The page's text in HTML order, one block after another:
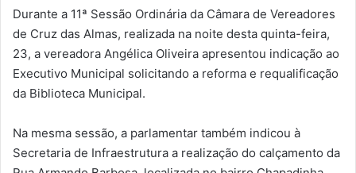
Durante a 11ª Sessão Ordinária da Câmara de Vereadores
de Cruz das Almas, realizada na noite desta quinta-feira,
23, a vereadora Angélica Oliveira apresentou indicação ao
Executivo Municipal solicitando a reforma e requalificação
da Biblioteca Municipal.
Na mesma sessão, a parlamentar também indicou à
Secretaria de Infraestrutura a realização do calçamento da